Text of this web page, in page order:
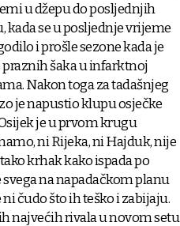
u džepu do posljednjih
kada se u posljednje vrijeme
i prošle sezone kada je
praznih šaka u infarktnoj
Nakon toga za tadašnjeg
je napustio klupu osječke
je u prvom krugu
ni Rijeka, ni Hajduk, nije
krhak kako ispada po
na napadačkom planu
čudo što ih teško i zabijaju.
najvećih rivala u novom setu